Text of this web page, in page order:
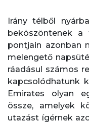
Irány télből
beköszöntenek a
pontjain azonban
melengető
ráadásul számos
kapcsolódhatunk
Emirates olyan
össze, amelyek
utazást ígérnek